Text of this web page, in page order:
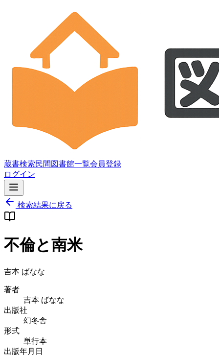
蔵書検索民間図書館一覧会員登録
ログイン
検索結果に戻る
不倫と南米
吉本 ばなな
著者
吉本 ばなな
出版社
幻冬舎
形式
単行本
出版年月日